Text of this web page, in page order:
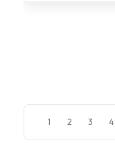
1 2 3 4